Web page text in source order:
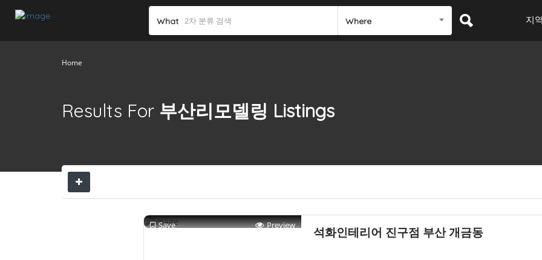
What Where 지
Home
Results For 부산리모델링 Listings
Save Preview 석화인테리어 진구점 부산 개금동